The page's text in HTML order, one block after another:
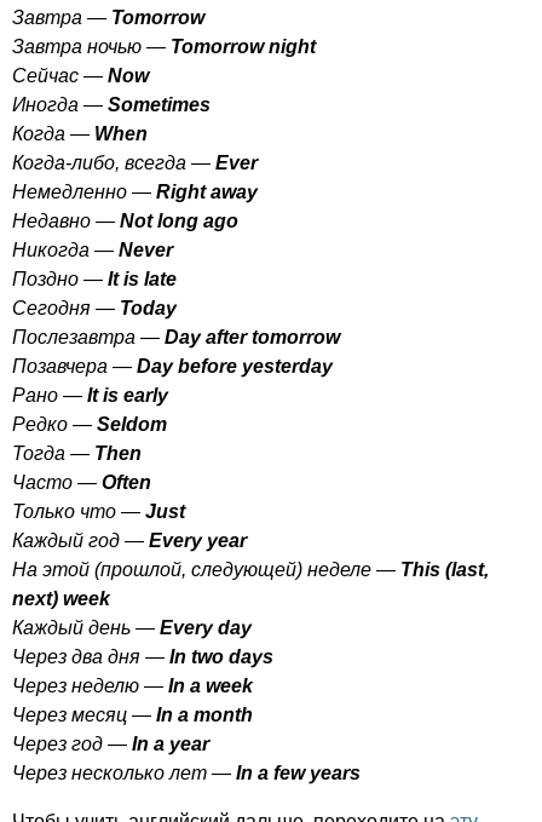
Завтра — Tomorrow
Завтра ночью — Tomorrow night
Сейчас — Now
Иногда — Sometimes
Когда — When
Когда-либо, всегда — Ever
Немедленно — Right away
Недавно — Not long ago
Никогда — Never
Поздно — It is late
Сегодня — Today
Послезавтра — Day after tomorrow
Позавчера — Day before yesterday
Рано — It is early
Редко — Seldom
Тогда — Then
Часто — Often
Только что — Just
Каждый год — Every year
На этой (прошлой, следующей) неделе — This (last,
next) week
Каждый день — Every day
Через два дня — In two days
Через неделю — In a week
Через месяц — In a month
Через год — In a year
Через несколько лет — In a few years